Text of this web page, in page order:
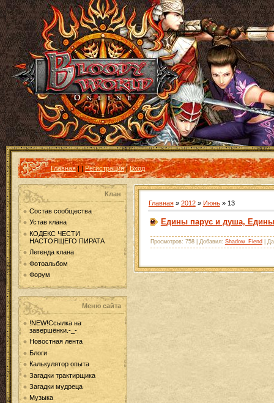
Главная|| Регистрация|Вход
Клан
Состав сообщества
Устав клана
КОДЕКС ЧЕСТИ
НАСТОЯЩЕГО ПИРАТА
Легенда клана
Фотоальбом
Форум
Меню сайта
!NEW!Ссылка на
завершёнки.-_-
Новостная лента
Блоги
Калькулятор опыта
Загадки трактирщика
Загадки мудреца
Музыка
Главная» 2012 » Июнь » 13
Едины парус и душа,
Просмотров: 758 | Добавил: Shadow_Fiend |